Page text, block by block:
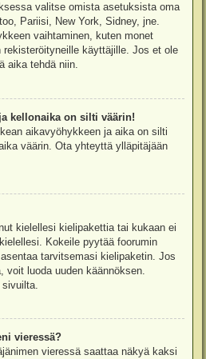
valitse omista asetuksista oma
Pariisi, New York, Sidney, jne.
vaihtaminen, kuten monet
käyttäjille. Jos et ole
aika tehdä niin.
kellonaika on silti väärin!
aikavyöhykkeen ja aika on silti
väärin. Ota yhteyttä ylläpitäjään
kielellesi kielipakettia tai kukaan ei
Kokeile pyytää foorumin
tarvitsemasi kielipaketin. Jos
luoda uuden käännöksen.
vieressä?
vieressä saattaa näkyä kaksi